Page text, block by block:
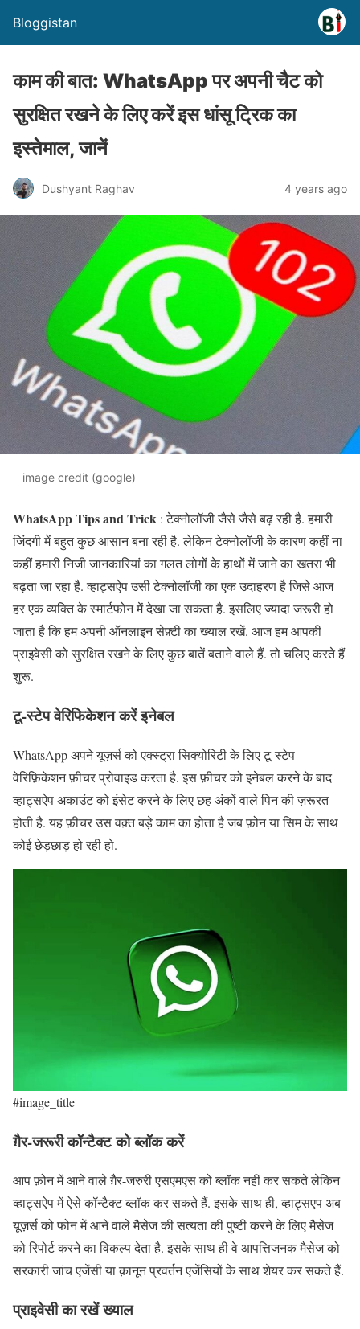
Bloggistan
काम की बात: WhatsApp पर अपनी चैट को
सुरक्षित रखने के लिए करें इस धांसू ट्रिक का
इस्तेमाल, जानें
Dushyant Raghav 4 years ago
image credit (google)
WhatsApp Tips and Trick : टेक्नोलॉजी जैसे जैसे बढ़ रही है. हमारी
जिंदगी में बहुत कुछ आसान बना रही है. लेकिन टेक्नोलॉजी के कारण कहीं ना
कहीं हमारी निजी जानकारियां का गलत लोगों के हाथों में जाने का खतरा भी
बढ़ता जा रहा है. व्हाट्सऐप उसी टेक्नोलॉजी का एक उदाहरण है जिसे आज
हर एक व्यक्ति के स्मार्टफोन में देखा जा सकता है. इसलिए ज्यादा जरूरी हो
जाता है कि हम अपनी ऑनलाइन सेफ़्टी का ख्याल रखें. आज हम आपकी
प्राइवेसी को सुरक्षित रखने के लिए कुछ बातें बताने वाले हैं. तो चलिए करते हैं
शुरू.
टू-स्टेप वेरिफिकेशन करें इनेबल
WhatsApp अपने यूज़र्स को एक्स्ट्रा सिक्योरिटी के लिए टू-स्टेप
वेरिफ़िकेशन फ़ीचर प्रोवाइड करता है. इस फ़ीचर को इनेबल करने के बाद
व्हाट्सऐप अकाउंट को इंसेट करने के लिए छह अंकों वाले पिन की ज़रूरत
होती है. यह फ़ीचर उस वक़्त बड़े काम का होता है जब फ़ोन या सिम के साथ
कोई छेड़छाड़ हो रही हो.
#image_title
ग़ैर-जरूरी कॉन्टैक्ट को ब्लॉक करें
आप फ़ोन में आने वाले ग़ैर-जरुरी एसएमएस को ब्लॉक नहीं कर सकते लेकिन
व्हाट्सऐप में ऐसे कॉन्टैक्ट ब्लॉक कर सकते हैं. इसके साथ ही, व्हाट्सएप अब
यूज़र्स को फोन में आने वाले मैसेज की सत्यता की पुष्टी करने के लिए मैसेज
को रिपोर्ट करने का विकल्प देता है. इसके साथ ही वे आपत्तिजनक मैसेज को
सरकारी जांच एजेंसी या क़ानून प्रवर्तन एजेंसियों के साथ शेयर कर सकते हैं.
प्राइवेसी का रखें ख्याल